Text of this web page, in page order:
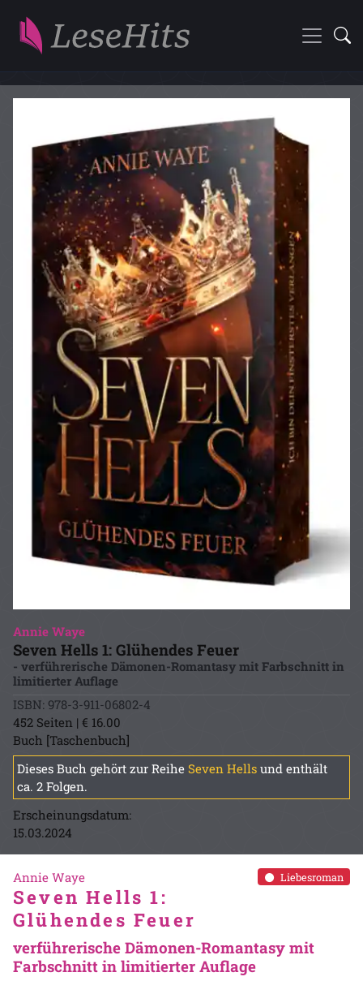
Annie Waye
Seven Hells 1: Glühendes Feuer
- verführerische Dämonen-Romantasy mit Farbschnitt in
limitierter Auflage
ISBN: 978-3-911-06802-4
452 Seiten | € 16.00
Buch [Taschenbuch]
Dieses Buch gehört zur Reihe Seven Hells und enthält
ca. 2 Folgen.
Erscheinungsdatum:
15.03.2024
Liebesroman
Annie Waye
Seven Hells 1:
Glühendes Feuer
verführerische Dämonen-Romantasy mit
Farbschnitt in limitierter Auflage